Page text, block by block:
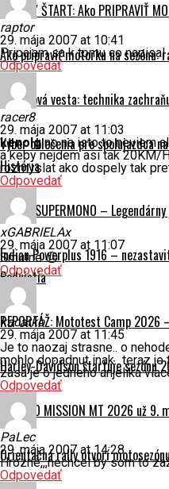
HLADKÝ ŠTART: Ako PRIPRAVIŤ
Ako pripraviť motorku na sezónu:
Airbagová vesta: technika
Výber oblečenia pre spolujazdca
História
Ducati SUPERMONO –
Indian Powerplus 1916 –
Podujatia
REPORTÁŽ: Mototest Camp
Harley-Davidson štartuje sezónu
CFMOTO MISSION MT 2026 už 9.
Orientačná rally otvorí
raptor
29. mája 2007 at 10:41
Pripajam sa k tomu co napisal
Odpovedať
racer8
29. mája 2007 at 11:03
kenolgno na isto to neviem
a keby nejdem asi tak 20KM/
rozmyslat ako dospely tak
Odpovedať
xGABRIELAx
29. mája 2007 at 11:07
Smutne 😕
Odpovedať
kacatko
29. mája 2007 at 11:45
Je to naozaj strasne.. o
mohlo dopadnut inak.. teraz
zasa je o jedneho anjelika
Odpovedať
PaLec
29. mája 2007 at 14:28
Hrozné,,,nechcel by som to
Odpovedať